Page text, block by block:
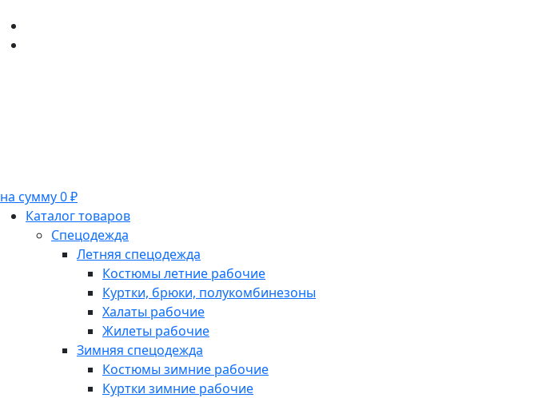
на сумму 0 ₽
Каталог товаров
Спецодежда
Летняя спецодежда
Костюмы летние рабочие
Куртки, брюки, полукомбинезоны
Халаты рабочие
Жилеты рабочие
Зимняя спецодежда
Костюмы зимние рабочие
Куртки зимние рабочие